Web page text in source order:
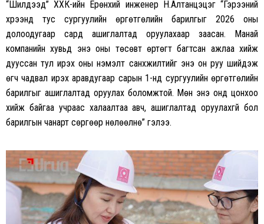
“Шилдээд” ХХК-ийн Ерөнхий инженер Н.Алтанцэцэг “Гэрээний
хүрээнд тус сургуулийн өргөтгөлийн барилгыг 2026 оны
долоодугаар сард ашиглалтад оруулахаар заасан. Манай
компанийн хувьд энэ оны төсөвт өртөгт багтсан ажлаа хийж
дууссан тул ирэх оны нэмэлт санхүүжилтийг энэ он руу шийдэж
өгч чадвал ирэх аравдугаар сарын 1-нд сургуулийн өргөтгөлийн
барилгыг ашиглалтад оруулах боломжтой. Мөн энэ онд цонхоо
хийж байгаа учраас халаалтаа авч, ашиглалтад оруулахгүй бол
барилгын чанарт сөргөөр нөлөөлнө” гэлээ.